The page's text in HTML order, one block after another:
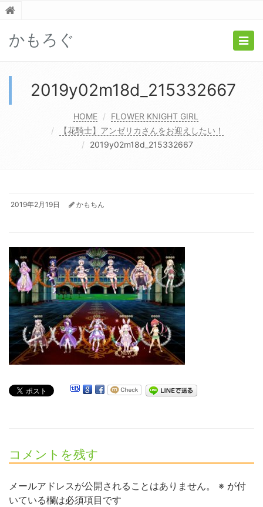
かもろぐ
2019y02m18d_215332667
HOME
FLOWER KNIGHT GIRL
【花騎士】アンゼリカさんをお迎えしたい！
2019y02m18d_215332667
2019年2月19日 かもちん
コメントを残す
メールアドレスが公開されることはありません。 ※ が付
いている欄は必須項目です